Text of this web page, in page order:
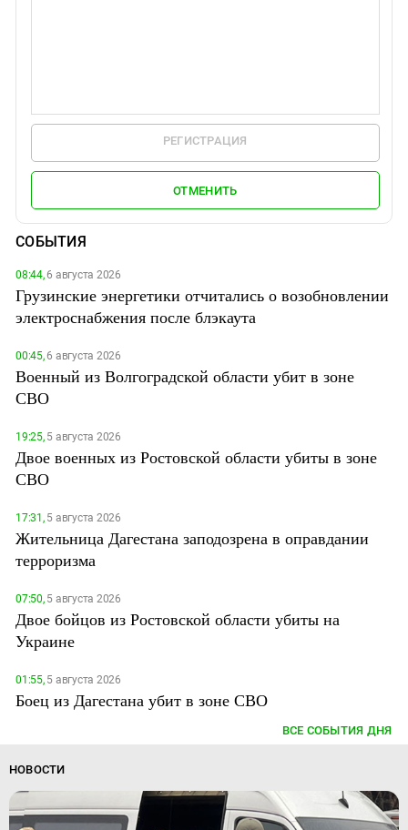
РЕГИСТРАЦИЯ
ОТМЕНИТЬ
СОБЫТИЯ
08:44,6 августа 2026
Грузинские энергетики отчитались о возобновлении
электроснабжения после блэкаута
00:45,6 августа 2026
Военный из Волгоградской области убит в зоне
СВО
19:25,5 августа 2026
Двое военных из Ростовской области убиты в зоне
СВО
17:31,5 августа 2026
Жительница Дагестана заподозрена в оправдании
терроризма
07:50,5 августа 2026
Двое бойцов из Ростовской области убиты на
Украине
01:55,5 августа 2026
Боец из Дагестана убит в зоне СВО
ВСЕ СОБЫТИЯ ДНЯ
НОВОСТИ